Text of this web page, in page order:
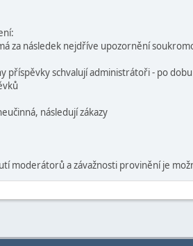
za následek nejdříve upozornění
příspěvky schvalují administrátoři - po
následují zákazy
moderátorů a závažnosti provinění je